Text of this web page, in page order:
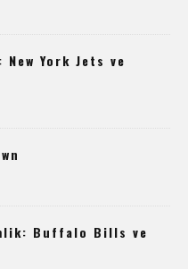
New York Jets ve
Buffalo Bills ve